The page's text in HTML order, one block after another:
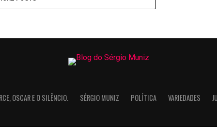
OSCAR E O SILÊNCIO. SÉRGIO MUNIZ POLÍTICA VARIEDADES